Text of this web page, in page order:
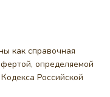
как справочная
определяемой
Российской